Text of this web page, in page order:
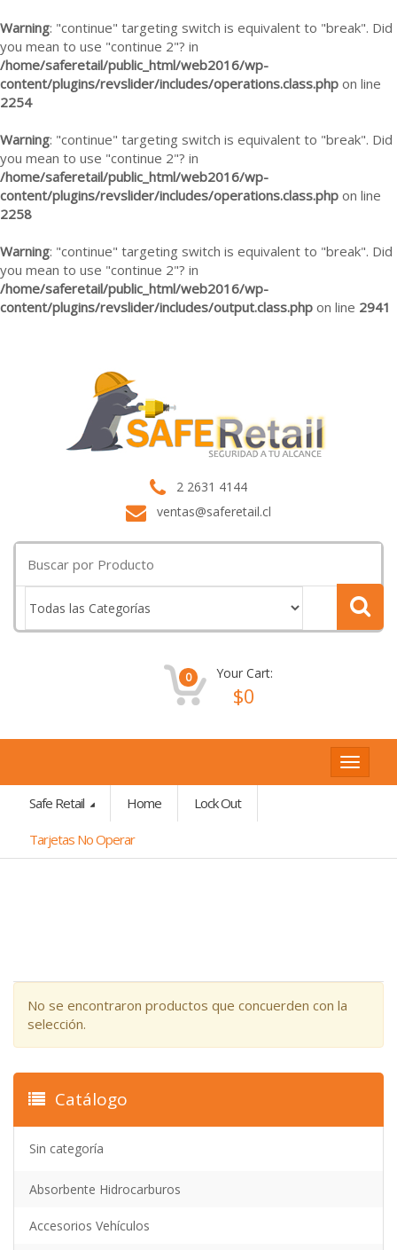
Warning: "continue" targeting switch is equivalent to "break". Did
you mean to use "continue 2"? in
/home/saferetail/public_html/web2016/wp-
content/plugins/revslider/includes/operations.class.php on line
2254
Warning: "continue" targeting switch is equivalent to "break". Did
you mean to use "continue 2"? in
/home/saferetail/public_html/web2016/wp-
content/plugins/revslider/includes/operations.class.php on line
2258
Warning: "continue" targeting switch is equivalent to "break". Did
you mean to use "continue 2"? in
/home/saferetail/public_html/web2016/wp-
content/plugins/revslider/includes/output.class.php on line 2941
2 2631 4144
ventas@saferetail.cl
por:
0 Your Cart:
$0
Toggle
Safe Retail
Home Lock Out
Tarjetas No Operar
No se encontraron productos que concuerden con la
selección.
Catálogo
Sin categoría
Absorbente Hidrocarburos
Accesorios Vehículos